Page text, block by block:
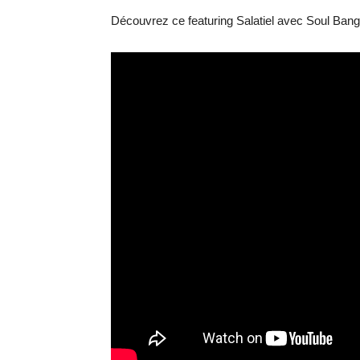
Découvrez ce featuring Salatiel avec Soul